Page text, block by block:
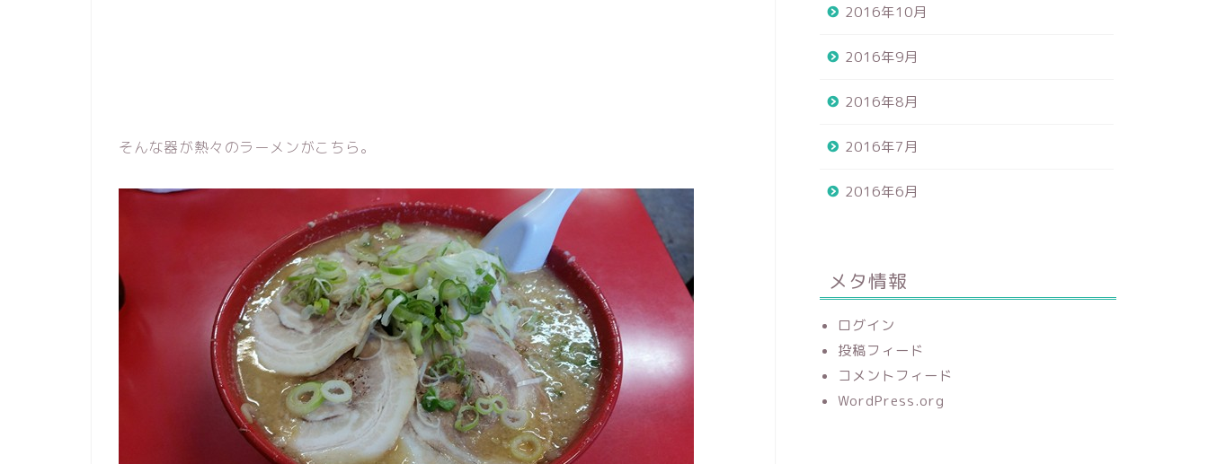
そんな器が熱々のラーメンがこちら。
2016年10月
2016年9月
2016年8月
2016年7月
2016年6月
メタ情報
ログイン
投稿フィード
コメントフィード
WordPress.org